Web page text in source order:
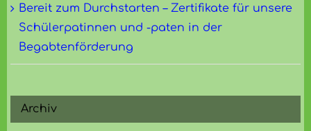
Bereit zum Durchstarten – Zertifikate für unsere
Schülerpatinnen und -paten in der
Begabtenförderung
Archiv